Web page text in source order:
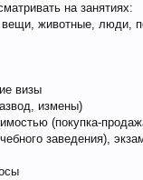
на занятиях:
вещи, животные, люди,
визы
измены)
(покупка-
заведения),